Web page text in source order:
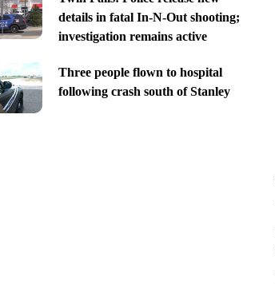
details in fatal In-N-Out shooting;
investigation remains active
Three people flown to hospital
following crash south of Stanley